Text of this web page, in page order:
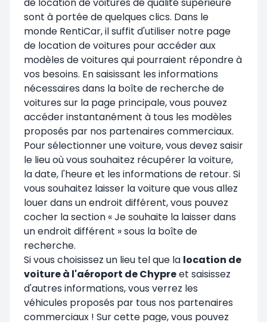
sont à portée de quelques clics. Dans le
monde RentiCar, il suffit d'utiliser notre page
de location de voitures pour accéder aux
modèles de voitures qui pourraient répondre à
vos besoins. En saisissant les informations
nécessaires dans la boîte de recherche de
voitures sur la page principale, vous pouvez
accéder instantanément à tous les modèles
proposés par nos partenaires commerciaux.
Pour sélectionner une voiture, vous devez saisir
le lieu où vous souhaitez récupérer la voiture,
la date, l'heure et les informations de retour. Si
vous souhaitez laisser la voiture que vous allez
louer dans un endroit différent, vous pouvez
cocher la section « Je souhaite la laisser dans
un endroit différent » sous la boîte de
recherche.
Si vous choisissez un lieu tel que la location de
voiture à l'aéroport de Chypreet saisissez
d'autres informations, vous verrez les
véhicules proposés par tous nos partenaires
commerciaux ! Sur cette page, vous pouvez